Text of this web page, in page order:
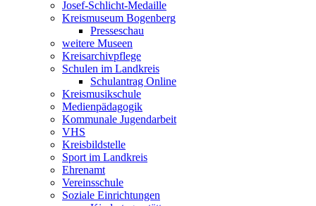
Josef-Schlicht-Medaille
Kreismuseum Bogenberg
Presseschau
weitere Museen
Kreisarchivpflege
Schulen im Landkreis
Schulantrag Online
Kreismusikschule
Medienpädagogik
Kommunale Jugendarbeit
VHS
Kreisbildstelle
Sport im Landkreis
Ehrenamt
Vereinsschule
Soziale Einrichtungen